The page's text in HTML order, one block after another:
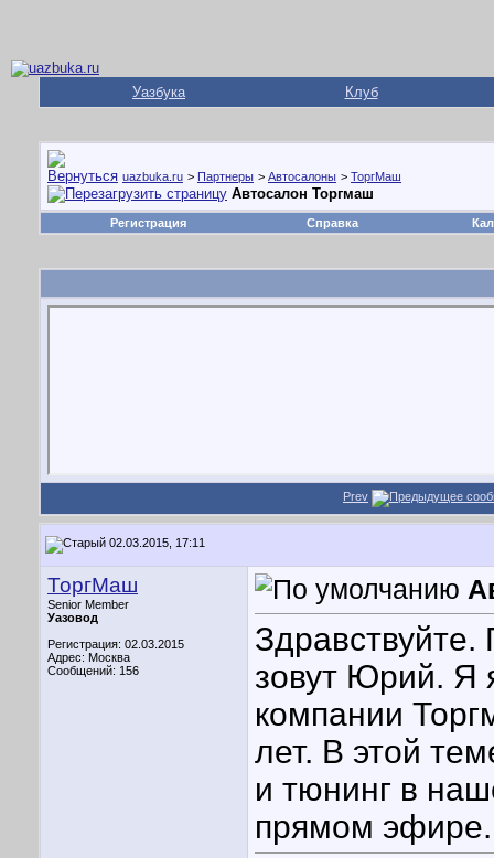
Уазбука Клуб
uazbuka.ru > Партнеры > Автосалоны > ТоргМаш
Автосалон Торгмаш
Регистрация Справка
Prev
02.03.2015, 17:11
ТоргМаш
Senior Member
Уазовод
Регистрация: 02.03.2015
Адрес: Москва
Сообщений: 156
Здравствуйте.
зовут Юрий. Я
компании
лет. В этой
и тюнинг в
прямом эфире.